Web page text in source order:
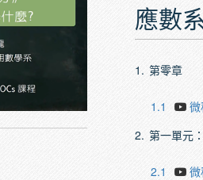
應數
1. 第零章
1.1
2. 第一單元
2.1